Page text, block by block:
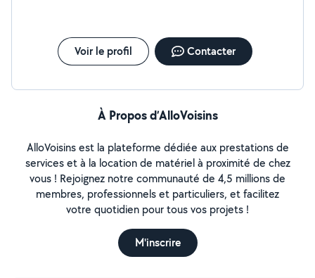
Voir le profil Contacter
À Propos d’AlloVoisins
AlloVoisins est la plateforme dédiée aux prestations de
services et à la location de matériel à proximité de chez
vous ! Rejoignez notre communauté de 4,5 millions de
membres, professionnels et particuliers, et facilitez
votre quotidien pour tous vos projets !
M'inscrire